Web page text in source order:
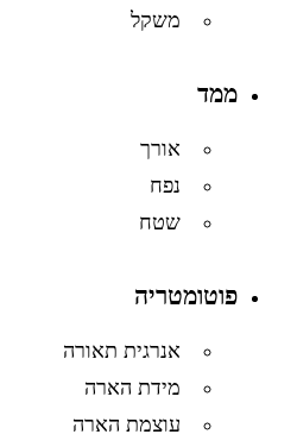
משקל
ממד
אורך
נפח
שטח
פוטומטריה
אנרגית תאורה
מידת הארה
עוצמת הארה